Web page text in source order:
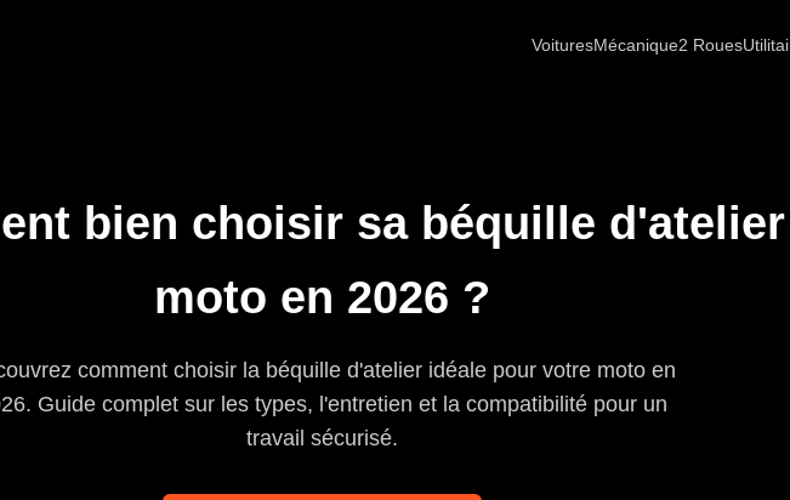
VoituresMécanique2 Roues
bien choisir sa béquille d'atelier
moto en 2026 ?
comment choisir la béquille d'atelier idéale pour votre moto en
Guide complet sur les types, l'entretien et la compatibilité pour un
travail sécurisé.